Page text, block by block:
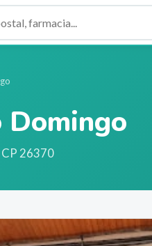
Domingo
26370